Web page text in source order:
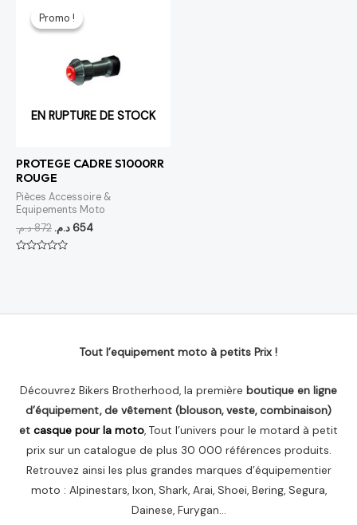
Promo !
EN RUPTURE DE STOCK
Promo !
PROTEGE CADRE S1000RR
ROUGE
Pièces Accessoire &
Equipements Moto
872د.م.
initial
654 د.م.
Tout l’equipement moto à petits Prix !
Découvrez Bikers Brotherhood, la première boutique en ligne
d’équipement, de vêtement (blouson, veste, combinaison)
et casque pour la moto, Tout l’univers pour le motard à petit
prix sur un catalogue de plus 30 000 références produits.
Retrouvez ainsi les plus grandes marques d’équipementier
moto : Alpinestars, Ixon, Shark, Arai, Shoei, Bering, Segura,
Dainese, Furygan…